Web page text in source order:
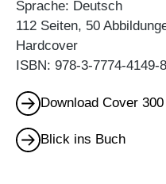
Sprache: Deutsch
112 Seiten, 50
Hardcover
ISBN: 978-3-7774-4149-8
Download Cover 300
Blick ins Buch